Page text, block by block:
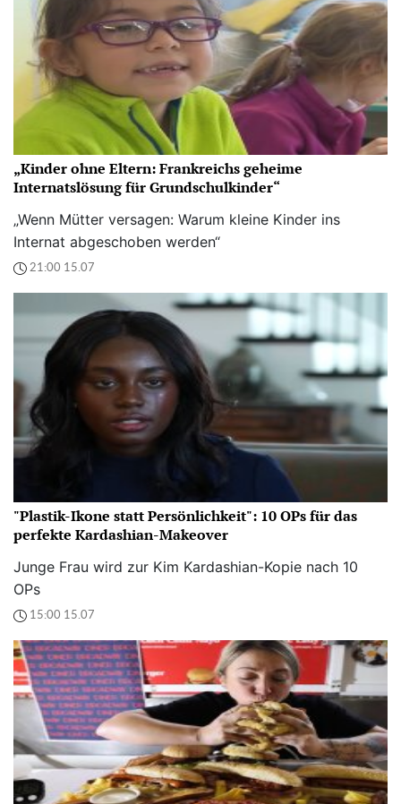
„Kinder ohne Eltern: Frankreichs geheime
Internatslösung für Grundschulkinder“
„Wenn Mütter versagen: Warum kleine Kinder ins
Internat abgeschoben werden“
21:00 15.07
"Plastik-Ikone statt Persönlichkeit": 10 OPs für das
perfekte Kardashian-Makeover
Junge Frau wird zur Kim Kardashian-Kopie nach 10
OPs
15:00 15.07